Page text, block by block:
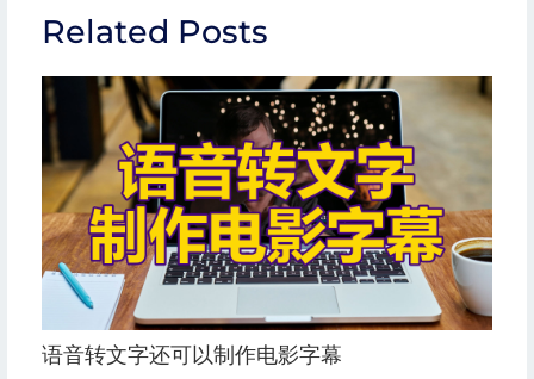
Related Posts
语音转文字还可以制作电影字幕